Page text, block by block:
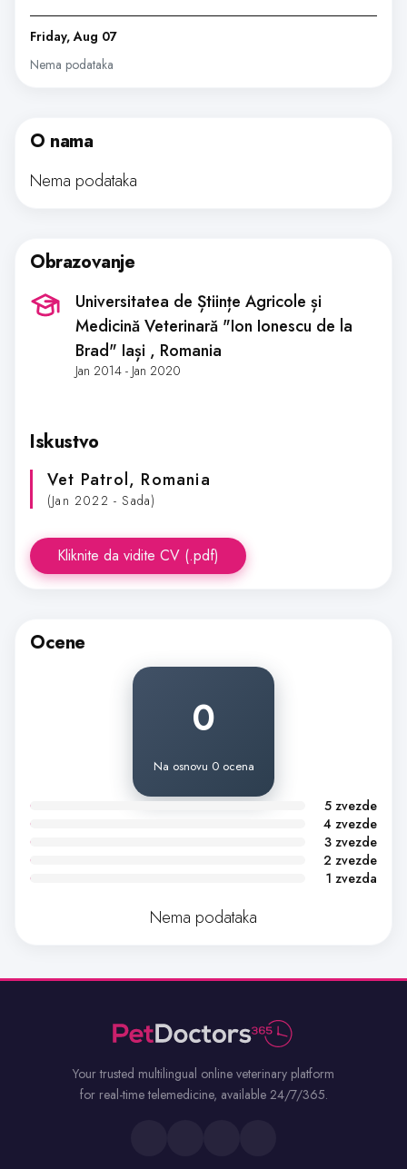
Friday, Aug 07
Nema podataka
O nama
Nema podataka
Obrazovanje
Universitatea de Științe Agricole și
Medicină Veterinară "Ion Ionescu de la
Brad" Iași , Romania
Jan 2014 - Jan 2020
Iskustvo
Vet Patrol, Romania
(Jan 2022 - Sada)
Kliknite da vidite CV (.pdf)
Ocene
0
Na osnovu 0 ocena
5 zvezde
4 zvezde
3 zvezde
2 zvezde
1 zvezda
Nema podataka
Your trusted multilingual online veterinary platform
for real-time telemedicine, available 24/7/365.